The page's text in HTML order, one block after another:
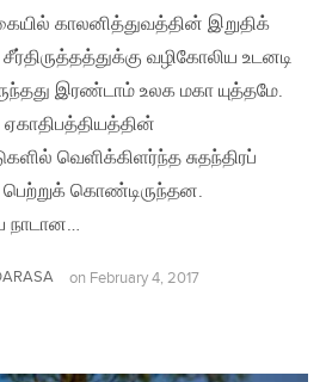
காலனித்துவத்தின் இறுதிக்
வழிகோலிய உடனடி
இரண்டாம் உலக மகா யுத்தமே.
வெளிக்கிளர்ந்த சுதந்திரப்
பெற்றுக் கொண்டிருந்தன.
on February 4, 2017